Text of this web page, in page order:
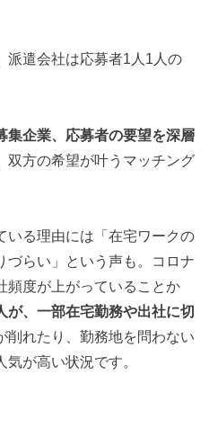
派遣会社は応募者1人1人の
集企業、応募者の要望を深層
双方の希望が叶うマッチング
いる理由には「在宅ワークの
づらい」という声も。コロナ
頻度が上がっていることか
が、一部在宅勤務や出社に切
削れたり、勤務地を問わない
が高い状況です。